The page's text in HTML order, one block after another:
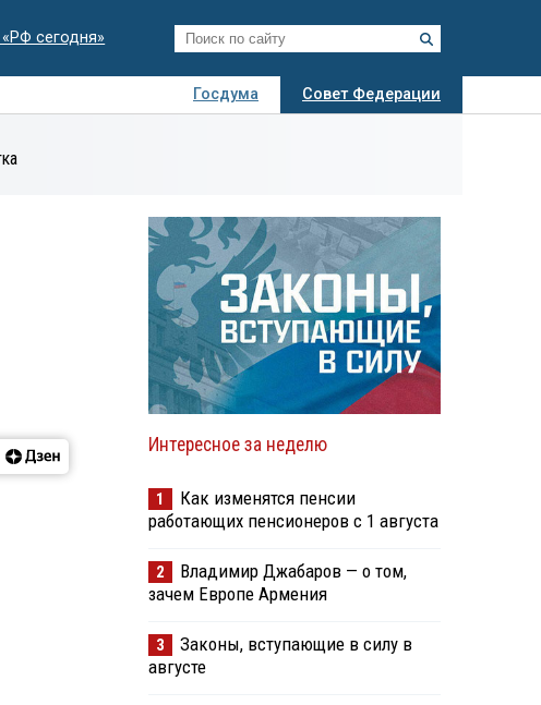
сегодня»
Госдума
Совет Федерации
Интересное за неделю
1
Как изменятся пенсии
работающих пенсионеров с 1 августа
2
Владимир Джабаров — о том,
зачем Европе Армения
3
Законы, вступающие в силу в
августе